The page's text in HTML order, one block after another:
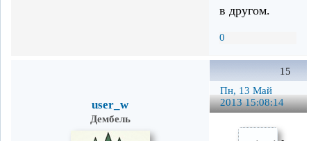
в другом.
0
15
Пн, 13 Май
2013 15:08:14
user_w
Дембель